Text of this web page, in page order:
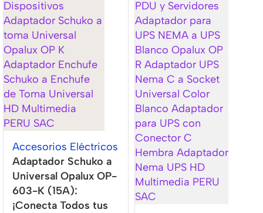
Accesorios Eléctricos
Adaptador Schuko a
Universal Opalux OP-
603-K (15A):
¡Conecta Todos tus